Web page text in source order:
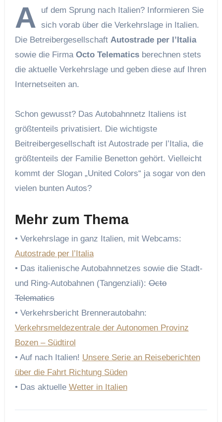
A
uf dem Sprung nach Italien? Informieren Sie
sich vorab über die Verkehrslage in Italien.
Die Betreibergesellschaft Autostrade per l’Italia
sowie die Firma Octo Telematicsberechnen stets
die aktuelle Verkehrslage und geben diese auf Ihren
Internetseiten an.
Schon gewusst? Das Autobahnnetz Italiens ist
größtenteils privatisiert. Die wichtigste
Beitreibergesellschaft ist Autostrade per l’Italia, die
größtenteils der Familie Benetton gehört. Vielleicht
kommt der Slogan „United Colors“ ja sogar von den
vielen bunten Autos?
Mehr zum Thema
• Verkehrslage in ganz Italien, mit Webcams:
Autostrade per l’Italia
• Das italienische Autobahnnetzes sowie die Stadt-
und Ring-Autobahnen (Tangenziali):Octo
Telematics
• Verkehrsbericht Brennerautobahn:
Verkehrsmeldezentrale der Autonomen Provinz
Bozen – Südtirol
• Auf nach Italien! Unsere Serie an Reiseberichten
über die Fahrt Richtung Süden
• Das aktuelle Wetter in Italien